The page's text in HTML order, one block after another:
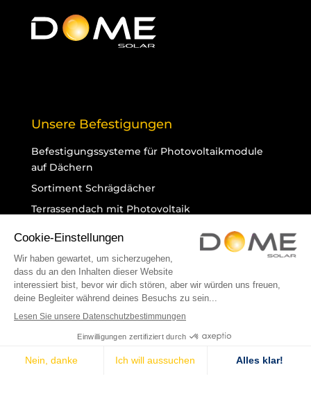
Unsere Befestigungen
Befestigungssysteme für Photovoltaikmodule
auf Dächern
Sortiment Schrägdächer
Terrassendach mit Photovoltaik
Bemerkenswerte Photovoltaikanlagen
Dome Solar
Startseite